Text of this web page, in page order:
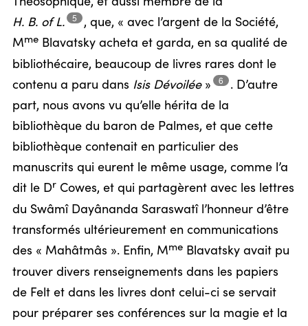
H. B. of L.
5 , que, « avec l’argent de la Société,
Mme Blavatsky acheta et garda, en sa qualité de
bibliothécaire, beaucoup de livres rares dont le
contenu a paru dans Isis Dévoilée» 6 .D’autre
part, nous avons vu qu’elle hérita de la
bibliothèque du baron de Palmes, et que cette
bibliothèque contenait en particulier des
manuscrits qui eurent le même usage, comme l’a
dit le Dr Cowes, et qui partagèrent avec les lettres
du Swâmî Dayânanda Saraswatî l’honneur d’être
transformés ultérieurement en communications
des « Mahâtmâs ». Enfin, Mme Blavatsky avait pu
trouver divers renseignements dans les papiers
de Felt et dans les livres dont celui-ci se servait
pour préparer ses conférences sur la magie et la